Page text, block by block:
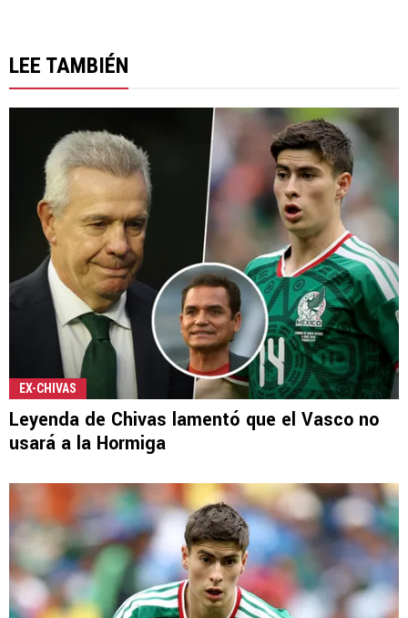
LEE TAMBIÉN
EX-CHIVAS
Leyenda de Chivas lamentó que el Vasco no
usará a la Hormiga